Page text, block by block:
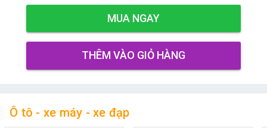
MUA NGAY
THÊM VÀO GIỎ HÀNG
Ô tô - xe máy - xe đạp